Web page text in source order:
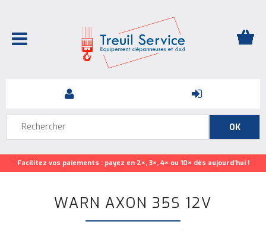
Facilitez vos paiements : payez en 2×, 3×, 4× ou 10× dès aujourd’hui !
WARN AXON 35S 12V